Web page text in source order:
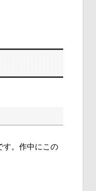
す。作中にこの